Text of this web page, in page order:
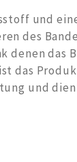
und
des
denen das
das
und